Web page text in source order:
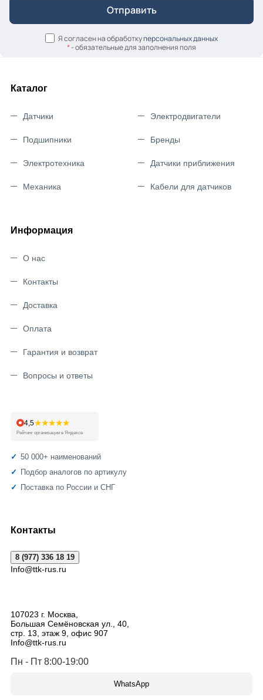
Я согласен на обработкуперсональных данных
*- обязательные для заполнения поля
Каталог
Датчики
Подшипники
Электротехника
Механика
Электродвигатели
Бренды
Датчики приближения
Кабели для датчиков
Информация
О нас
Контакты
Доставка
Оплата
Гарантия и возврат
Вопросы и ответы
4,5★★★★★
Рейтинг организации в Яндексе
50 000+ наименований
Подбор аналогов по артикулу
Поставка по России и СНГ
Контакты
8 (977) 336 18 19
Info@ttk-rus.ru
107023 г. Москва,
Большая Семёновская ул., 40,
стр. 13, этаж 9, офис 907
Info@ttk-rus.ru
Пн - Пт 8:00-19:00
WhatsApp